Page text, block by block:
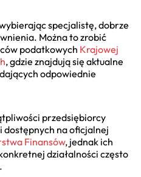
specjalistę, dobrze
Można to zrobić
podatkowych Krajowej
, gdzie znajdują się aktualne
odpowiednie
przedsiębiorcy
dostępnych naoficjalnej
Finansów, jednak ich
działalności często